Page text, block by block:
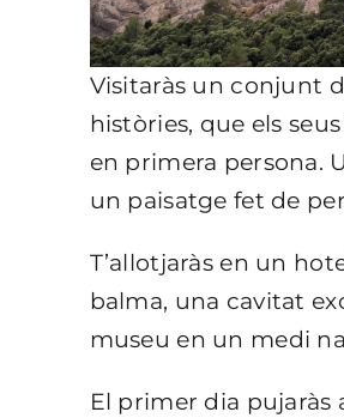
Visitaràs un conjunt
històries, que els
en primera persona.
un paisatge fet de
T’allotjaràs en un
balma, una cavitat
museu en un medi
El primer dia pujaràs